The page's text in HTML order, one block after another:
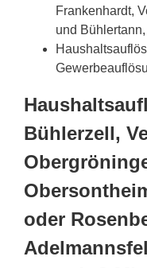
Frankenhardt,
und
Bühlerzell,
oder